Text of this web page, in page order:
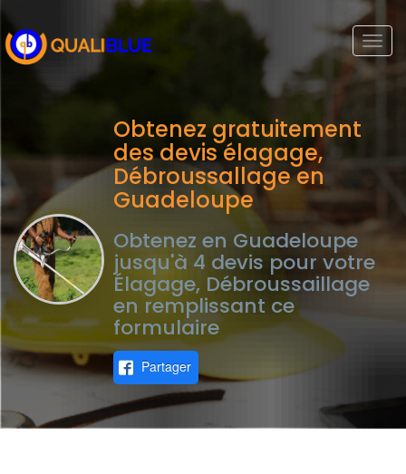
Obtenez gratuitement
des devis élagage,
Débroussallage en
Guadeloupe
Obtenez en Guadeloupe
jusqu'à 4 devis pour votre
Élagage, Débroussaillage
en remplissant ce
formulaire
Partager